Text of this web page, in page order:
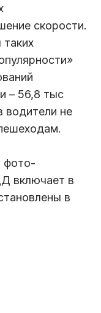
скорости.
– 56,8 тыс
водители не
фото-
включает в
в